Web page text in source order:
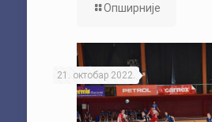
Опширније
21. октобар 2022.